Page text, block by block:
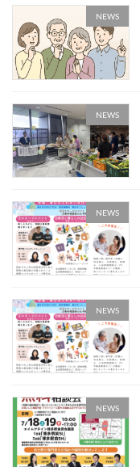
NEWS
NEWS
NEWS
NEWS
NEWS